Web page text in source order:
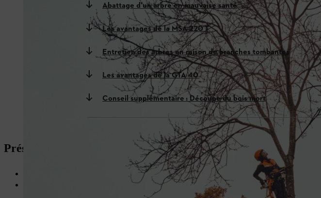
Abattage d’un arbre en mauvaise santé
Les avantages de la MSA 220 T
Entretien des arbres en raison de branches tombantes
Les avantages de la GTA 40
Conseil supplémentaire : Découpe du bois mort
Présentation générale : Applications d’entretien des arbres
Les tâches d’une élagueuse incluent l’entretien et la préservation des forêts
Pour l’abattage professionnel d’un arbre en mauvaise santé, il est par exemple possible d’utiliser la
tronçonneuse à batterie STIHL MSA 220 T